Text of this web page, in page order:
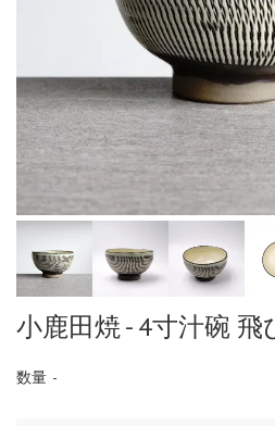
小鹿田焼 - 4寸汁碗 飛
数量 -